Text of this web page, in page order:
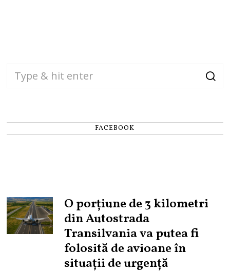
FACEBOOK
O porțiune de 3 kilometri
din Autostrada
Transilvania va putea fi
folosită de avioane în
situații de urgență